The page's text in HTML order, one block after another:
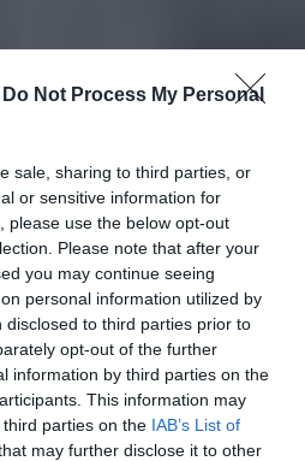
Do Not Process My Personal
sale, sharing to third parties, or
or sensitive information for
please use the below opt-out
Please note that after your
you may continue seeing
personal information utilized by
to third parties prior to
opt-out of the further
information by third parties on the
This information may
parties on the IAB’s List of
may further disclose it to other